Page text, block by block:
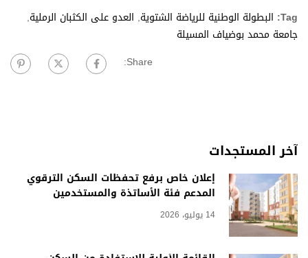
Tag: البطولة الوطنية للرياضة الشتوية, العدو على الكثبان الرملية,
جامعة محمد بوضياف المسيلة
Share:
آخر المستجدات
إعلان خاص برفع تحفظات السكن الترقوي
المدعم فئة الأساتذة والمستخدمين
14 يوليو، 2026